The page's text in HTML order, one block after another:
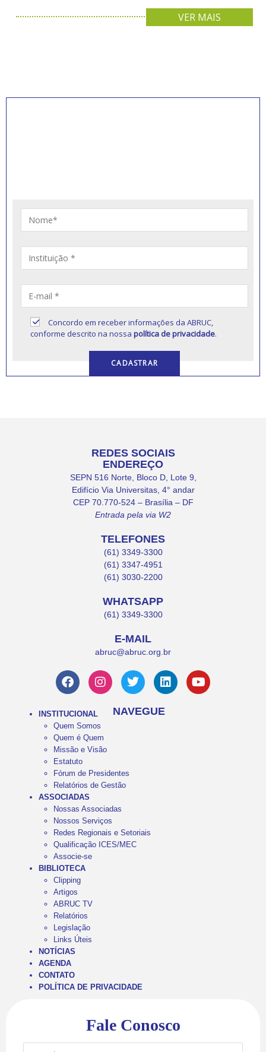
VER MAIS
Concordo em receber informações da ABRUC,
conforme descrito na nossapolítica de privacidade.
REDES SOCIAIS
ENDEREÇO
SEPN 516 Norte, Bloco D, Lote 9,
Edifício Via Universitas, 4° andar
CEP 70.770-524 – Brasília – DF
Entrada pela via W2
TELEFONES
(61) 3349-3300
(61) 3347-4951
(61) 3030-2200
WHATSAPP
(61) 3349-3300
E-MAIL
abruc@abruc.org.br
NAVEGUE
INSTITUCIONAL
Quem Somos
Quem é Quem
Missão e Visão
Estatuto
Fórum de Presidentes
Relatórios de Gestão
ASSOCIADAS
Nossas Associadas
Nossos Serviços
Redes Regionais e Setoriais
Qualificação ICES/MEC
Associe-se
BIBLIOTECA
Clipping
Artigos
ABRUC TV
Relatórios
Legislação
Links Úteis
NOTÍCIAS
AGENDA
CONTATO
POLÍTICA DE PRIVACIDADE
Fale Conosco